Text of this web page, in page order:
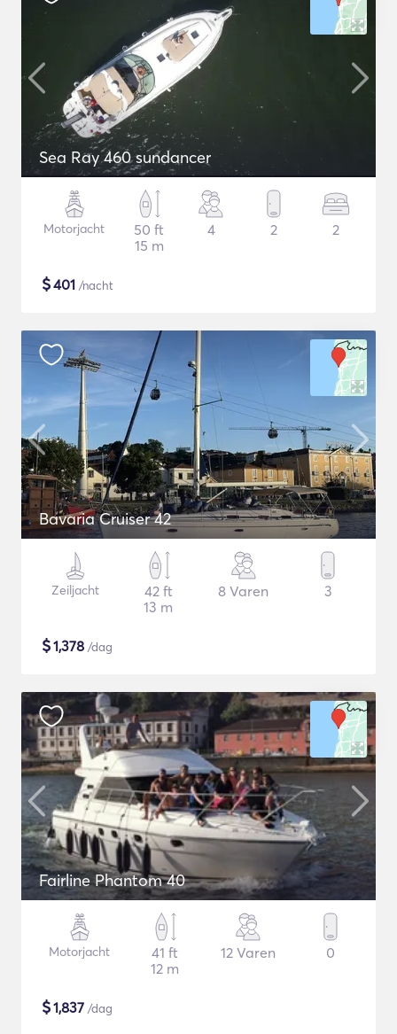
Sea Ray 460 sundancer
Motorjacht
50 ft
15 m
4 2 2
$401 /nacht
Bavaria Cruiser 42
Zeiljacht
42 ft
13 m
8 Varen 3
$1,378 /dag
Fairline Phantom 40
Motorjacht
41 ft
12 m
12 Varen 0
$1,837 /dag